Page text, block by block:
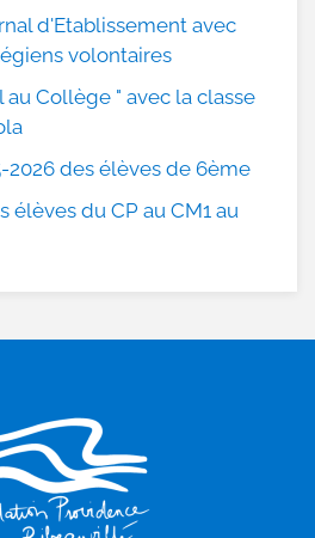
d'Etablissement avec
volontaires
au Collège " avec la classe
2026 des élèves de 6ème
élèves du CP au CM1 au